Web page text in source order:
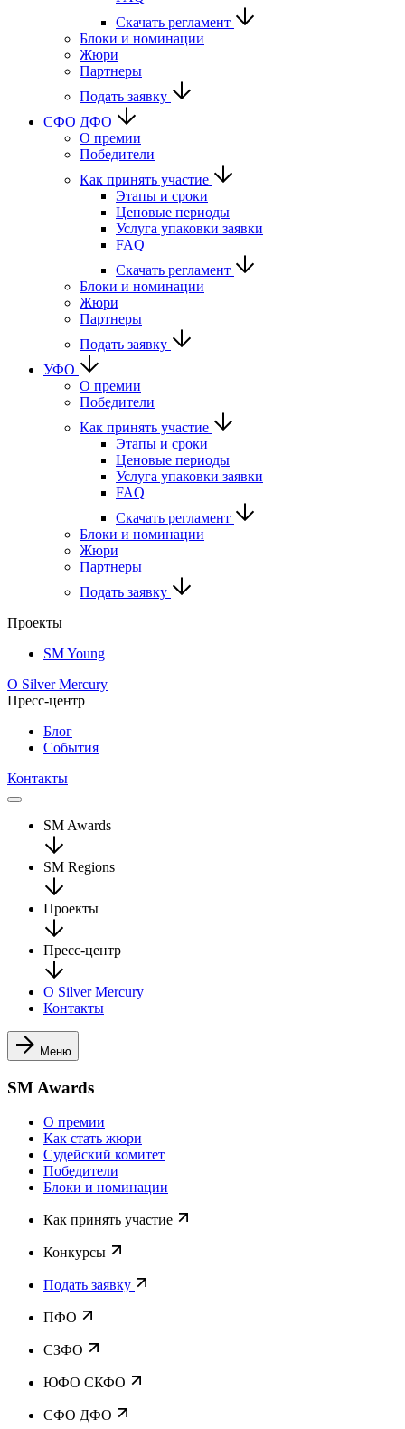
Скачать регламент
Блоки и номинации
Жюри
Партнеры
Подать заявку
CФО ДФО
О премии
Победители
Как принять участие
Этапы и сроки
Ценовые периоды
Услуга упаковки заявки
FAQ
Скачать регламент
Блоки и номинации
Жюри
Партнеры
Подать заявку
УФО
О премии
Победители
Как принять участие
Этапы и сроки
Ценовые периоды
Услуга упаковки заявки
FAQ
Скачать регламент
Блоки и номинации
Жюри
Партнеры
Подать заявку
Проекты
SM Young
О Silver Mercury
Пресс-центр
Блог
События
Контакты
SM Awards
SM Regions
Проекты
Пресс-центр
О Silver Mercury
Контакты
Меню
SM Awards
О премии
Как стать жюри
Судейский комитет
Победители
Блоки и номинации
Как принять участие
Конкурсы
Подать заявку
ПФО
СЗФО
ЮФО СКФО
CФО ДФО